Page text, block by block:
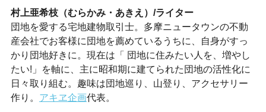
村上亜希枝（むらかみ・あきえ）/ライター
団地を愛する宅地建物取引士。多摩ニュータウンの不動
産会社でお客様に団地を薦めているうちに、自身がすっ
かり団地好きに。現在は「 団地に住みたい人を、増やし
たい!」を軸に、主に昭和期に建てられた団地の活性化に
日々取り組む。趣味は団地巡り、山登り、アクセサリー
作り。 アキヱ企画代表。